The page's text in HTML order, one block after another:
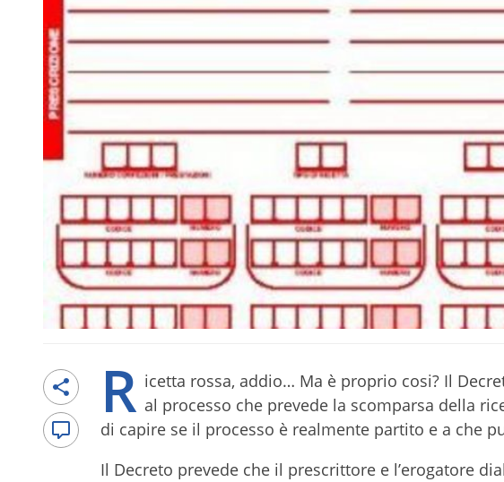
R icetta rossa, addio… Ma è proprio cosi? Il
al processo che prevede la scomparsa della
di capire se il processo è realmente partito e a che
Il Decreto prevede che il prescrittore e l’erogatore